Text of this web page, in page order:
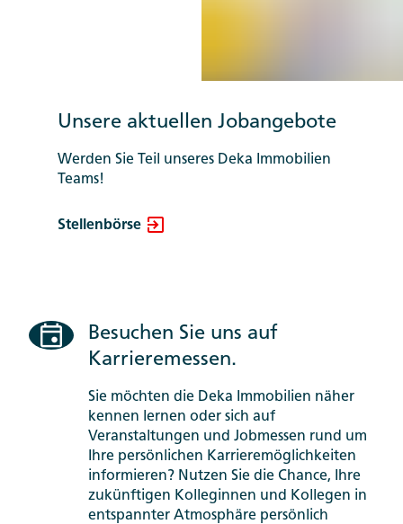
Unsere aktuellen Jobangebote
Werden Sie Teil unseres Deka Immobilien
Teams!
Stellenbörse
Besuchen Sie uns auf
Karrieremessen.
Sie möchten die Deka Immobilien näher
kennen lernen oder sich auf
Veranstaltungen und Jobmessen rund um
Ihre persönlichen Karrieremöglichkeiten
informieren? Nutzen Sie die Chance, Ihre
zukünftigen Kolleginnen und Kollegen in
entspannter Atmosphäre persönlich